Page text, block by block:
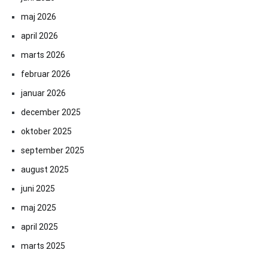
maj 2026
april 2026
marts 2026
februar 2026
januar 2026
december 2025
oktober 2025
september 2025
august 2025
juni 2025
maj 2025
april 2025
marts 2025